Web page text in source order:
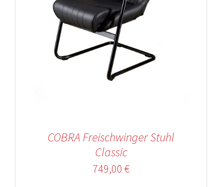
COBRA Freischwinger Stuhl
Classic
749,00 €